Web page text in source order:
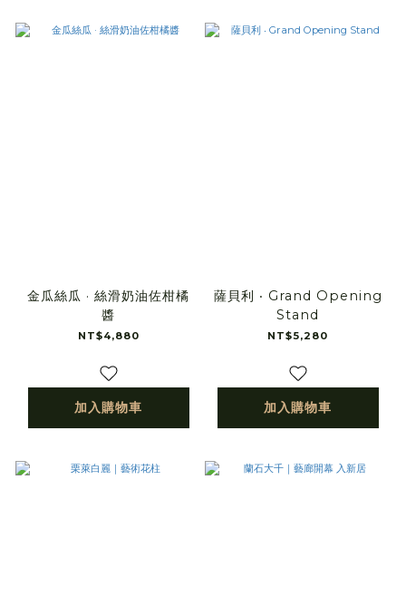
金瓜絲瓜 · 絲滑奶油佐柑橘
醬
NT$4,880
加入購物車
薩貝利 ‧ Grand Opening
Stand
NT$5,280
加入購物車